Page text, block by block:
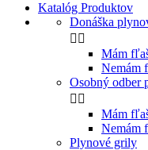
Katalóg Produktov
Donáška
 
Mám
Nemám
Osobný odber
 
Mám
Nemám
Plynové grily